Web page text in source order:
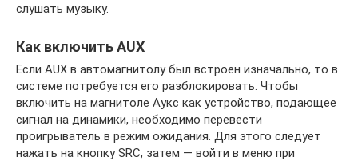
слушать музыку.
Как включить AUX
Если AUX в автомагнитолу был встроен изначально, то в
системе потребуется его разблокировать. Чтобы
включить на магнитоле Аукс как устройство, подающее
сигнал на динамики, необходимо перевести
проигрыватель в режим ожидания. Для этого следует
нажать на кнопку SRC, затем — войти в меню при